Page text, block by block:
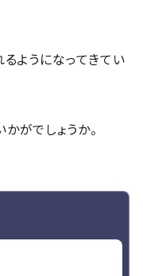
ようになってきてい
がでしょうか。